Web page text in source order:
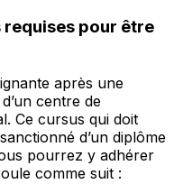
pour être
après une
centre de
Ce cursus qui doit
d’un diplôme
pourrez y adhérer
comme suit :